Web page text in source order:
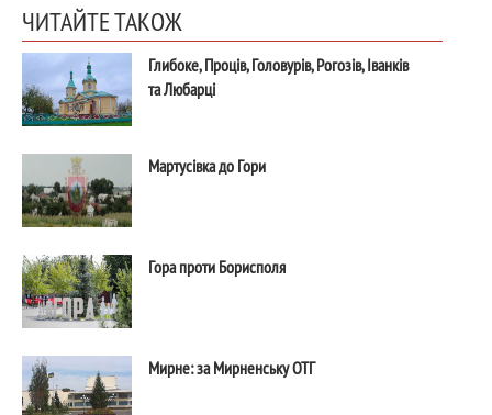
ЧИТАЙТЕ ТАКОЖ
Глибоке, Проців, Головурів, Рогозів, Іванків
та Любарці
Мартусівка до Гори
Гора проти Борисполя
Мирне: за Мирненську ОТГ